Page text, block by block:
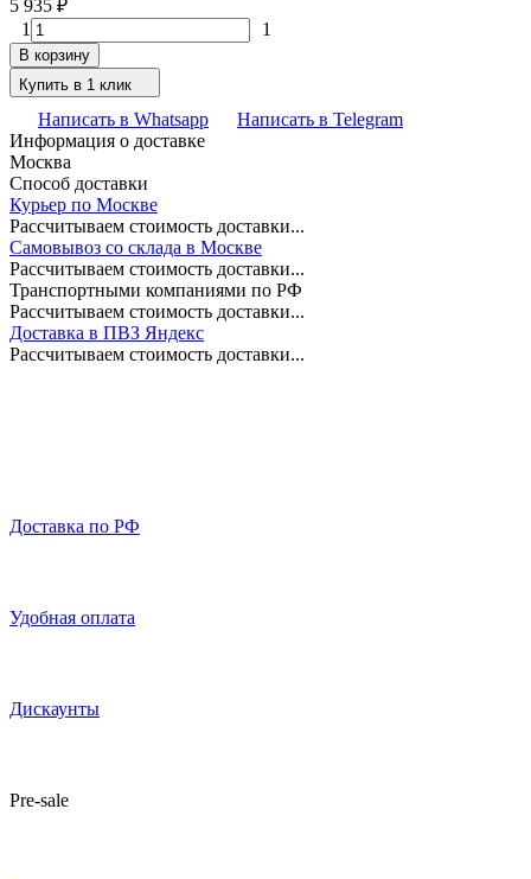
5 935 ₽
1
1
В корзину
Купить в 1 клик
Написать в Whatsapp
Написать в Telegram
Информация о доставке
Москва
Способ доставки
Курьер по Москве
Рассчитываем стоимость доставки...
Самовывоз со склада в Москве
Рассчитываем стоимость доставки...
Транспортными компаниями по РФ
Рассчитываем стоимость доставки...
Доставка в ПВЗ Яндекс
Рассчитываем стоимость доставки...
Доставка по РФ
Удобная оплата
Дискаунты
Pre-sale